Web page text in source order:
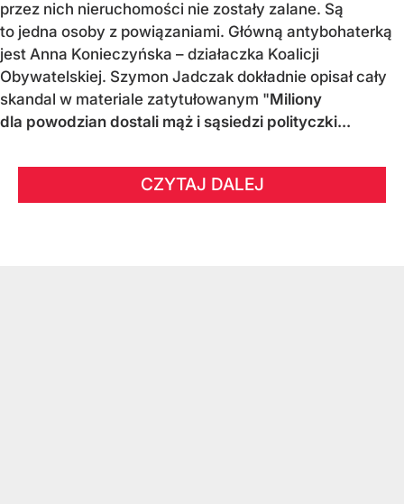
przez nich nieruchomości nie zostały zalane. Są
to jedna osoby z powiązaniami. Główną antybohaterką
jest Anna Konieczyńska – działaczka Koalicji
Obywatelskiej. Szymon Jadczak dokładnie opisał cały
skandal w materiale zatytułowanym "Miliony
dla powodzian dostali mąż i sąsiedzi polityczki...
CZYTAJ DALEJ